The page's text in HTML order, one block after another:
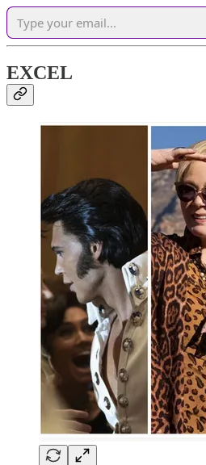
EXCEL